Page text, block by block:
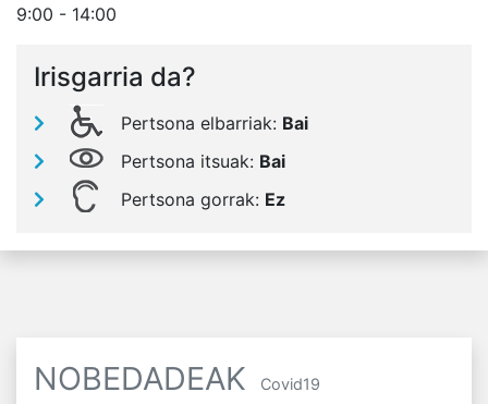
9:00 - 14:00
Irisgarria da?
Pertsona elbarriak: Bai
Pertsona itsuak: Bai
Pertsona gorrak: Ez
NOBEDADEAK Covid19